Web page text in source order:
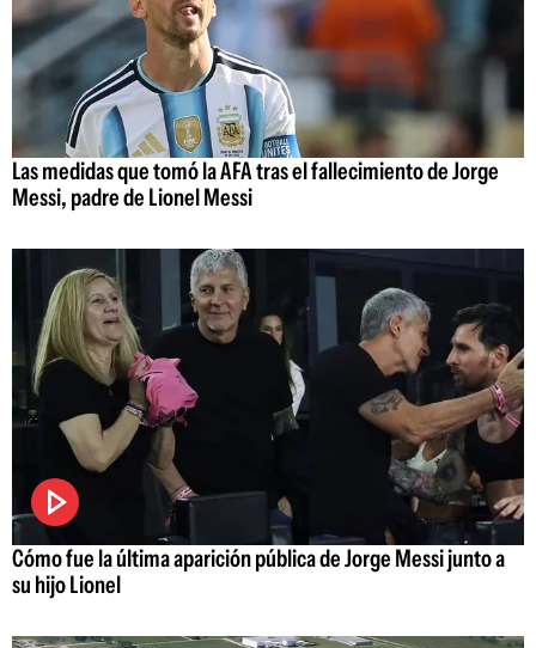
Las medidas que tomó la AFA tras el fallecimiento de Jorge
Messi, padre de Lionel Messi
Cómo fue la última aparición pública de Jorge Messi junto a
su hijo Lionel